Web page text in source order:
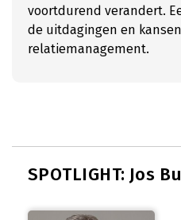
voortdurend verandert.
de uitdagingen en
relatiemanagement.
SPOTLIGHT: Jos